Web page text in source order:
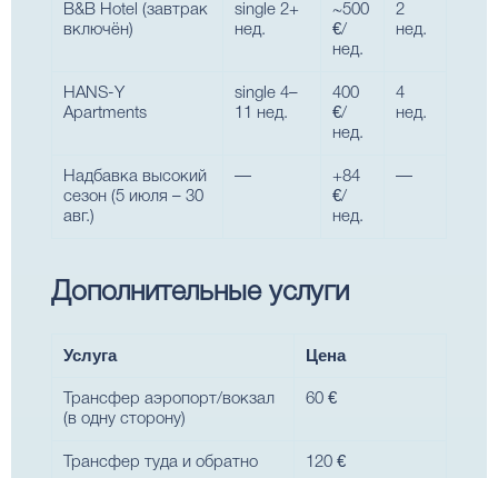
B&B Hotel (завтрак
включён)
single 2+
нед.
~500
€/
нед.
2
нед.
HANS-Y
Apartments
single 4–
11 нед.
400
€/
нед.
4
нед.
Надбавка высокий
сезон (5 июля – 30
авг.)
—
+84
€/
нед.
—
Дополнительные услуги
Услуга Цена
Трансфер аэропорт/вокзал
(в одну сторону)
60 €
Трансфер туда и обратно 120 €